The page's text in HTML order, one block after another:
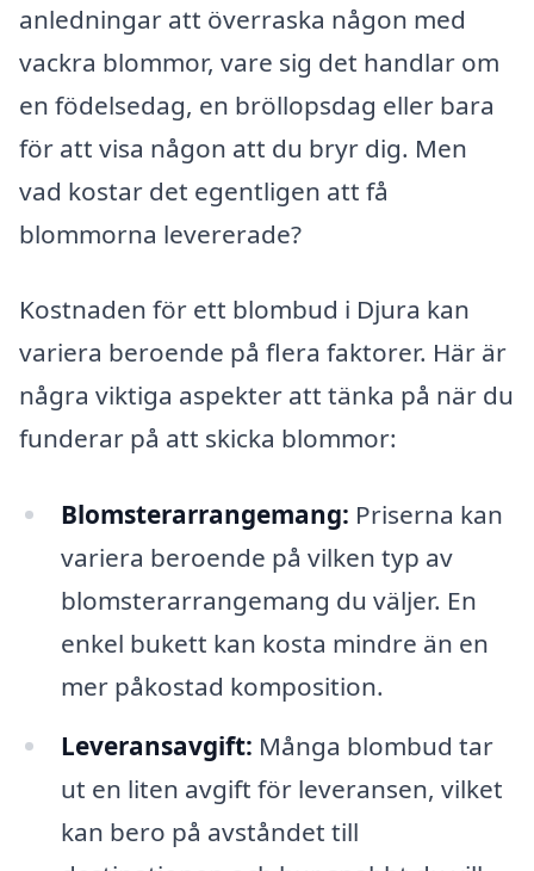
anledningar att överraska någon med
vackra blommor, vare sig det handlar om
en födelsedag, en bröllopsdag eller bara
för att visa någon att du bryr dig. Men
vad kostar det egentligen att få
blommorna levererade?
Kostnaden för ett blombud i Djura kan
variera beroende på flera faktorer. Här är
några viktiga aspekter att tänka på när du
funderar på att skicka blommor:
Blomsterarrangemang: Priserna kan
variera beroende på vilken typ av
blomsterarrangemang du väljer. En
enkel bukett kan kosta mindre än en
mer påkostad komposition.
Leveransavgift: Många blombud tar
ut en liten avgift för leveransen, vilket
kan bero på avståndet till